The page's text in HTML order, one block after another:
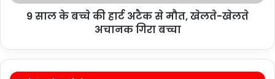
9 साल के बच्चे की हार्ट अटैक से मौत, खेलते-खेलते
अचानक गिरा बच्चा